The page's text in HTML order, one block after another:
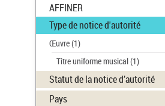
AFFINER
Type de notice d'autorité
Œuvre(1)
Titre uniforme musical(1)
Statut de la notice d’autorité
Pays